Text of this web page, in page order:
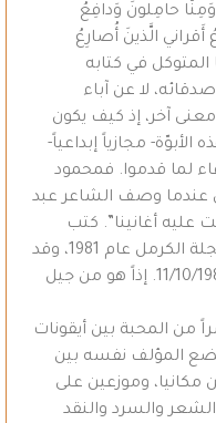
حامِلونَ وَدافِعُ
الَّذينَ أُصارِعُ
في كتابه
لا عن آباء
معنى آخر، إذ كيف يكون
مجازياً إبداعياً-
لما قدموا. فمحمود
عندما وصف الشاعر عبد
عليه أغانينا”. كتب
درويش هذا النص في العدد الأول لمجلة الكرمل عام 1981، وقد
توفي أبو سلمى- رحمه الله- بتاريخ: 11/10/1980. إذاً هو من جيل
من المحبة بين أيقونات
المؤلف نفسه بين
مكانيا، وموزعين على
والسرد والنقد